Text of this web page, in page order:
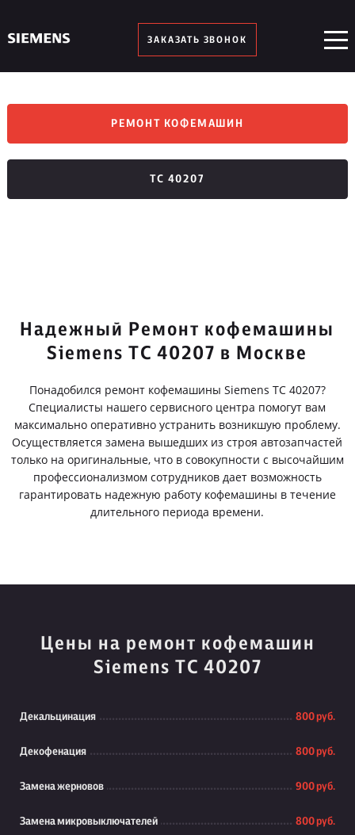
ЗАКАЗАТЬ ЗВОНОК
РЕМОНТ КОФЕМАШИН
TC 40207
Надежный Ремонт кофемашины
Siemens TC 40207 в Москве
Понадобился ремонт кофемашины Siemens TC 40207?
Специалисты нашего сервисного центра помогут вам
максимально оперативно устранить возникшую проблему.
Осуществляется замена вышедших из строя автозапчастей
только на оригинальные, что в совокупности с высочайшим
профессионализмом сотрудников дает возможность
гарантировать надежную работу кофемашины в течение
длительного периода времени.
Цены на ремонт кофемашин
Siemens TC 40207
Декальцинация 800 руб.
Декофенация 800 руб.
Замена жерновов 900 руб.
Замена микровыключателей 800 руб.